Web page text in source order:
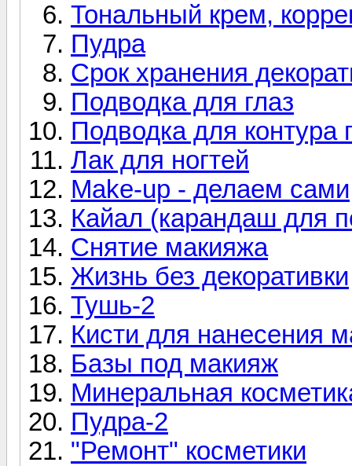
Тональный крем,
Пудра
Срок хранения
Подводка для глаз
Подводка для контура
Лак для ногтей
Make-up - делаем
Кайал (карандаш для
Снятие макияжа
Жизнь без декоративки
Тушь-2
Кисти для нанесения
Базы под макияж
Минеральная
Пудра-2
"Ремонт" косметики